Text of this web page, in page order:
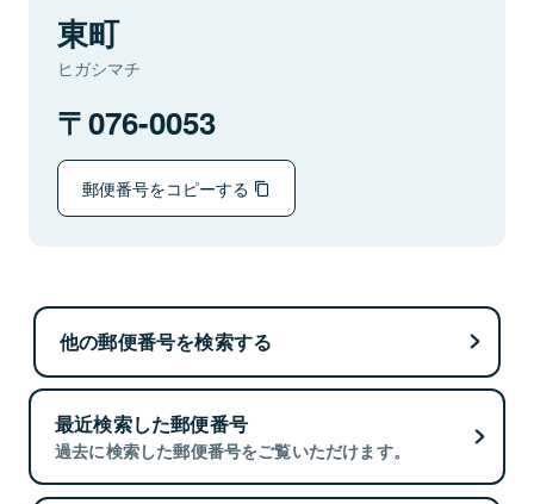
東町
ヒガシマチ
076-0053
郵便番号をコピーする
他の郵便番号を検索する
最近検索した郵便番号
過去に検索した郵便番号をご覧いただけます。